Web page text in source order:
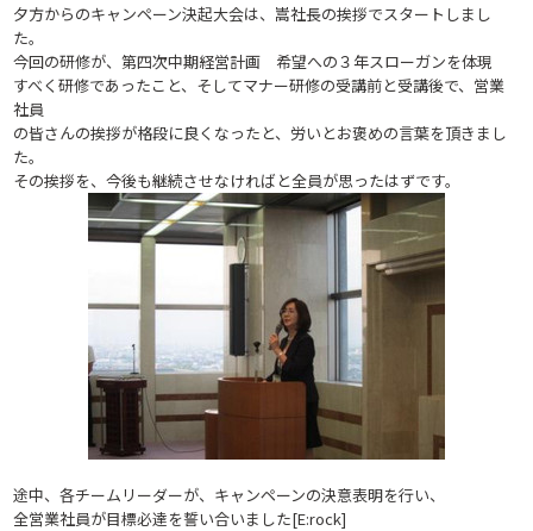
夕方からのキャンペーン決起大会は、嵩社長の挨拶でスタートしまし
た。
今回の研修が、第四次中期経営計画 希望への３年スローガンを体現
すべく研修であったこと、そしてマナー研修の受講前と受講後で、営業
社員
の皆さんの挨拶が格段に良くなったと、労いとお褒めの言葉を頂きまし
た。
その挨拶を、今後も継続させなければと全員が思ったはずです。
途中、各チームリーダーが、キャンペーンの決意表明を行い、
全営業社員が目標必達を誓い合いました[E:rock]